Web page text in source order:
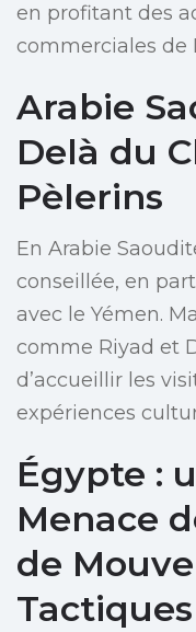
en profitant des
commerciales de
Arabie
Delà du
Pèlerins
En Arabie
conseillée, en
avec le Yémen.
comme Riyad et
d’accueillir les
expériences
Égypte :
Menace
de
Tactiques